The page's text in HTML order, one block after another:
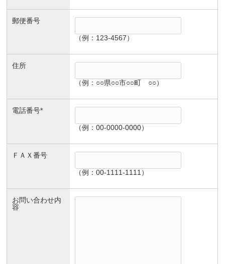
郵便番号
（例：123-4567）
住所
（例：○○県○○市○○町 ○○）
電話番号*
（例：00-0000-0000）
ＦＡＸ番号
（例：00-1111-1111）
お問い合わせ内
容